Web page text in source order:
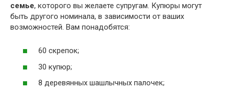
семье, которого вы желаете супругам. Купюры могут
быть другого номинала, в зависимости от ваших
возможностей. Вам понадобятся:
60 скрепок;
30 купюр;
8 деревянных шашлычных палочек;